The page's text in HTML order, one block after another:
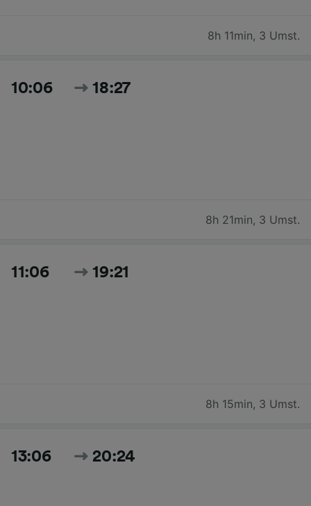
8h 11min, 3 Umst.
10:06 18:27
8h 21min, 3 Umst.
11:06 19:21
8h 15min, 3 Umst.
13:06 20:24